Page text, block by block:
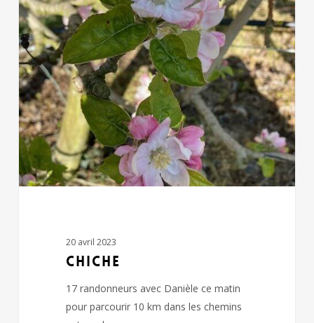
20 avril 2023
CHICHE
17 randonneurs avec Danièle ce matin
pour parcourir 10 km dans les chemins